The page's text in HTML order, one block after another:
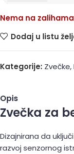
Nema na zalihama
Dodaj u listu
Kategorije: Zvečke,
Opis
Zvečka za
Dizajnirana da
razvoj senzornog